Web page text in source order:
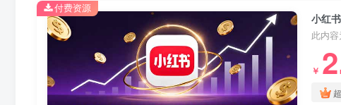
小红
此内
￥
付费资源